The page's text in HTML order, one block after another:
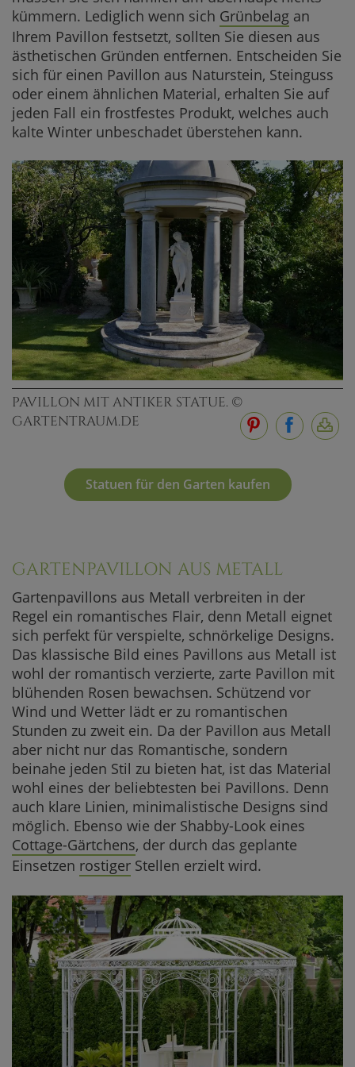
kümmern. Lediglich wenn sich Grünbelag an
Ihrem Pavillon festsetzt, sollten Sie diesen aus
ästhetischen Gründen entfernen. Entscheiden Sie
sich für einen Pavillon aus Naturstein, Steinguss
oder einem ähnlichen Material, erhalten Sie auf
jeden Fall ein frostfestes Produkt, welches auch
kalte Winter unbeschadet überstehen kann.
PAVILLON MIT ANTIKER STATUE. ©
GARTENTRAUM.DE
Statuen für den Garten kaufen
GARTENPAVILLON AUS METALL
Gartenpavillons aus Metall verbreiten in der
Regel ein romantisches Flair, denn Metall eignet
sich perfekt für verspielte, schnörkelige Designs.
Das klassische Bild eines Pavillons aus Metall ist
wohl der romantisch verzierte, zarte Pavillon mit
blühenden Rosen bewachsen. Schützend vor
Wind und Wetter lädt er zu romantischen
Stunden zu zweit ein. Da der Pavillon aus Metall
aber nicht nur das Romantische, sondern
beinahe jeden Stil zu bieten hat, ist das Material
wohl eines der beliebtesten bei Pavillons. Denn
auch klare Linien, minimalistische Designs sind
möglich. Ebenso wie der Shabby-Look eines
Cottage-Gärtchens, der durch das geplante
Einsetzen rostiger Stellen erzielt wird.